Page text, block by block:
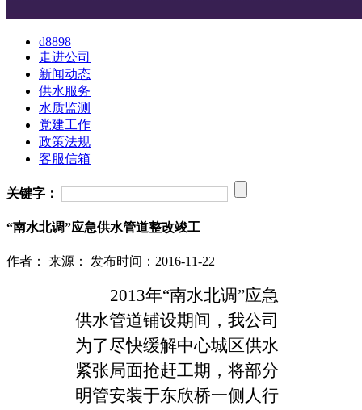
d8898
走进公司
新闻动态
供水服务
水质监测
党建工作
政策法规
客服信箱
关键字：
“南水北调”应急供水管道整改竣工
作者： 来源： 发布时间：2016-11-22
2013年“南水北调”应急
供水管道铺设期间，我公司
为了尽快缓解中心城区供水
紧张局面抢赶工期，将部分
明管安装于东欣桥一侧人行